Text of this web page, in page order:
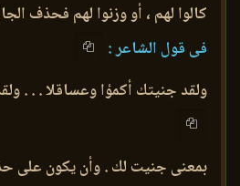
كالوا لهم ، أو وزنوا لهم فحذف
فى قول الشاعر :
ولقد جنيتك أكمؤا وعساقلا . . .
بمعنى جنيت لك . وأن يكون على